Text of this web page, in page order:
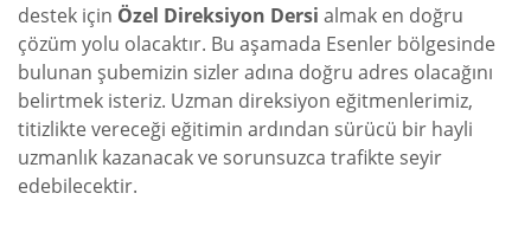
destek için Özel Direksiyon Dersi almak en doğru
çözüm yolu olacaktır. Bu aşamada Esenler bölgesinde
bulunan şubemizin sizler adına doğru adres olacağını
belirtmek isteriz. Uzman direksiyon eğitmenlerimiz,
titizlikte vereceği eğitimin ardından sürücü bir hayli
uzmanlık kazanacak ve sorunsuzca trafikte seyir
edebilecektir.